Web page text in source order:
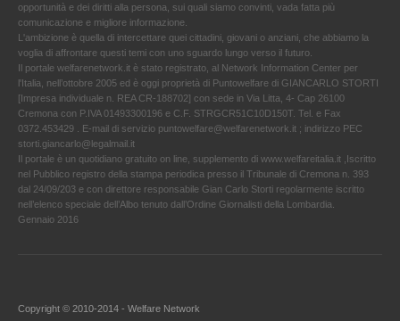
opportunità e dei diritti alla persona, sui quali siamo convinti, vada fatta più
comunicazione e migliore informazione.
L'ambizione è quella di intercettare quei cittadini, giovani o anziani, che abbiamo la
voglia di affrontare questi temi con uno sguardo lungo verso il futuro.
Il portale welfarenetwork.it è stato registrato, al Network Information Center per
l'Italia, nell’ottobre 2005 ed è oggi proprietà di Puntowelfare di GIANCARLO STORTI
[Impresa individuale n. REA CR-188702] con sede in Via Litta, 4- Cap 26100
Cremona con P.IVA 01493300196 e C.F. STRGCR51C10D150T. Tel. e Fax
0372.453429 . E-mail di servizio puntowelfare@welfarenetwork.it ; indirizzo PEC
storti.giancarlo@legalmail.it
Il portale è un quotidiano gratuito on line, supplemento di www.welfareitalia.it ,Iscritto
nel Pubblico registro della stampa periodica presso il Tribunale di Cremona n. 393
dal 24/09/203 e con direttore responsabile Gian Carlo Storti regolarmente iscritto
nell’elenco speciale dell’Albo tenuto dall’Ordine Giornalisti della Lombardia.
Gennaio 2016
Copyright © 2010-2014 - Welfare Network